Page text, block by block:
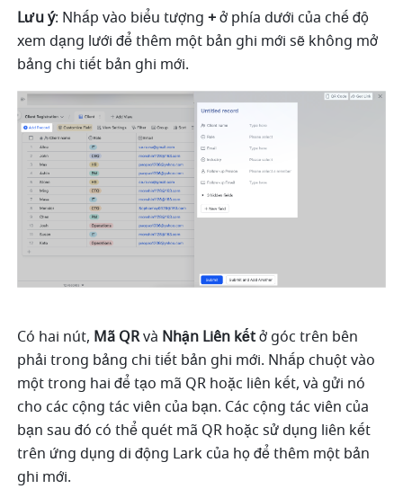
Lưu ý: Nhấp vào biểu tượng + ở phía dưới của chế độ
xem dạng lưới để thêm một bản ghi mới sẽ không mở
bảng chi tiết bản ghi mới.
Có hai nút, Mã QR và Nhận Liên kết ở góc trên bên
phải trong bảng chi tiết bản ghi mới. Nhấp chuột vào
một trong hai để tạo mã QR hoặc liên kết, và gửi nó
cho các cộng tác viên của bạn. Các cộng tác viên của
bạn sau đó có thể quét mã QR hoặc sử dụng liên kết
trên ứng dụng di động Lark của họ để thêm một bản
ghi mới.